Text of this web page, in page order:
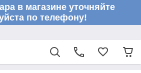
в магазине уточняйте
по телефону!